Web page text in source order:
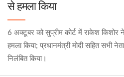
से हमला किया
6 अक्टूबर को सुप्रीम कोर्ट में राकेश
हमला किया; प्रधानमंत्री मोदी सहित सभी
निलंबित किया।